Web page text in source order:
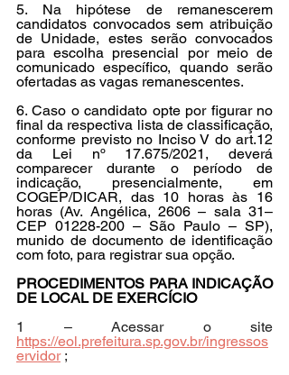
5. Na hipótese de remanescerem
candidatos convocados sem atribuição
de Unidade, estes serão convocados
para escolha presencial por meio de
comunicado específico, quando serão
ofertadas as vagas remanescentes.
6. Caso o candidato opte por figurar no
final da respectiva lista de classificação,
conforme previsto no Inciso V do art.12
da Lei nº 17.675/2021, deverá
comparecer durante o período de
indicação, presencialmente, em
COGEP/DICAR, das 10 horas às 16
horas (Av. Angélica, 2606 – sala 31–
CEP 01228-200 – São Paulo – SP),
munido de documento de identificação
com foto, para registrar sua opção.
PROCEDIMENTOS PARA INDICAÇÃO
DE LOCAL DE EXERCÍCIO
https://eol.prefeitura.sp.gov.br/ingressos
ervidor ;